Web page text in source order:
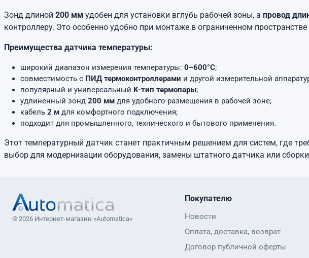
Зонд длиной 200 мм удобен для установки вглубь рабочей зоны, а провод
контроллеру. Это особенно удобно при монтаже в ограниченном
Преимущества датчика температуры:
широкий диапазон измерения температуры: 0–600°C;
совместимость с ПИД термоконтроллерами и другой измерительной
популярный и универсальный K-тип термопары;
удлиненный зонд 200 мм для удобного размещения в рабочей зоне;
кабель 2 м для комфортного подключения;
подходит для промышленного, технического и бытового применения.
Этот температурный датчик станет практичным решением для систем, где
выбор для модернизации оборудования, замены штатного датчика или
Покупателю
Новости
Оплата, доставка, возврат
Договор публичной оферты
© 2026 Интернет-магазин «Automatica»